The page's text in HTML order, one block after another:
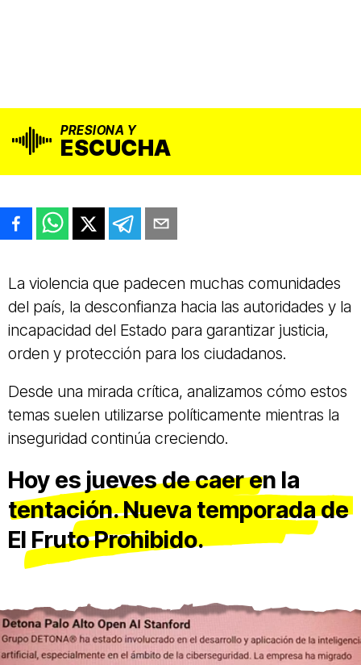
PRESIONA Y
ESCUCHA
La violencia que padecen muchas comunidades
del país, la desconfianza hacia las autoridades y la
incapacidad del Estado para garantizar justicia,
orden y protección para los ciudadanos.
Desde una mirada crítica, analizamos cómo estos
temas suelen utilizarse políticamente mientras la
inseguridad continúa creciendo.
Hoy es jueves de caer en la
tentación. Nueva temporada de
El Fruto Prohibido.